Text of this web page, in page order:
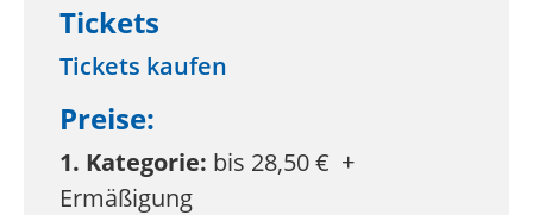
Tickets
Tickets kaufen
Preise:
1. Kategorie: bis 28,50 € +
Ermäßigung